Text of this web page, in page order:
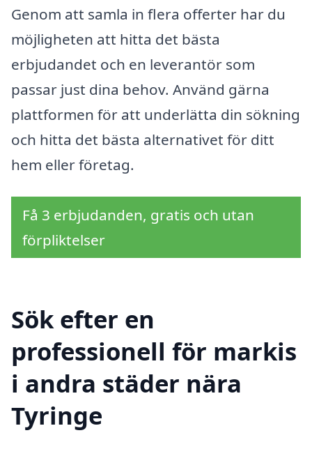
Genom att samla in flera offerter har du
möjligheten att hitta det bästa
erbjudandet och en leverantör som
passar just dina behov. Använd gärna
plattformen för att underlätta din sökning
och hitta det bästa alternativet för ditt
hem eller företag.
Få 3 erbjudanden, gratis och utan
förpliktelser
Sök efter en
professionell för markis
i andra städer nära
Tyringe